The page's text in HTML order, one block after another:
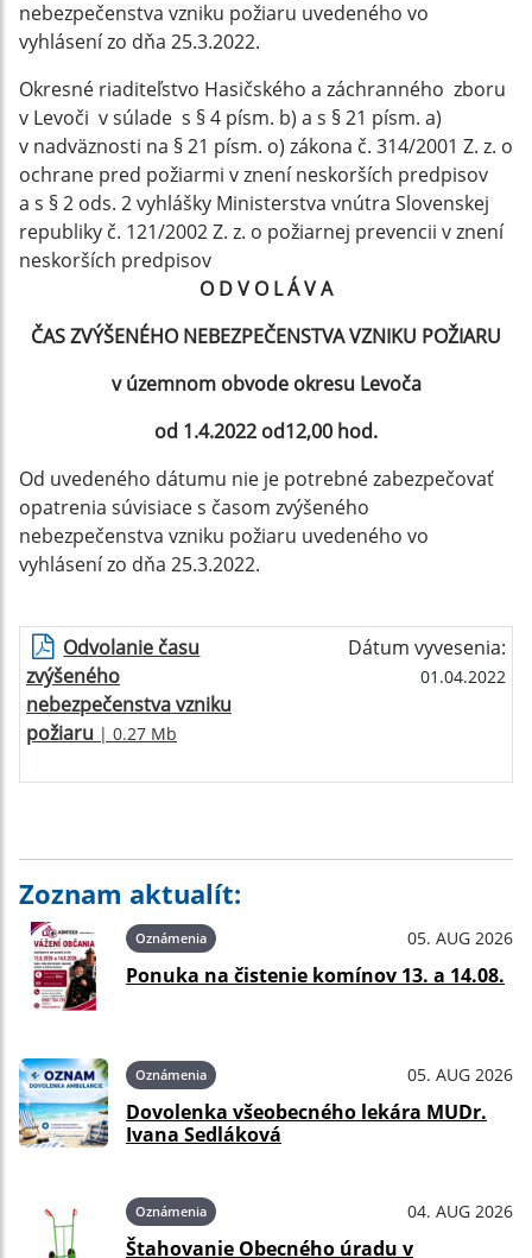
nebezpečenstva vzniku požiaru uvedeného vo
vyhlásení zo dňa 25.3.2022.
Okresné riaditeľstvo Hasičského a záchranného zboru
v Levoči v súlade s § 4 písm. b) a s § 21 písm. a)
v nadväznosti na § 21 písm. o) zákona č. 314/2001 Z. z. o
ochrane pred požiarmi v znení neskorších predpisov
a s § 2 ods. 2 vyhlášky Ministerstva vnútra Slovenskej
republiky č. 121/2002 Z. z. o požiarnej prevencii v znení
neskorších predpisov
O D V O L Á V A
ČAS ZVÝŠENÉHO NEBEZPEČENSTVA VZNIKU POŽIARU
v územnom obvode okresu Levoča
od 1.4.2022 od12,00 hod.
Od uvedeného dátumu nie je potrebné zabezpečovať
opatrenia súvisiace s časom zvýšeného
nebezpečenstva vzniku požiaru uvedeného vo
vyhlásení zo dňa 25.3.2022.
Odvolanie času
zvýšeného
nebezpečenstva vzniku
požiaru | 0.27 Mb
Dátum vyvesenia:
01.04.2022
Zoznam aktualít:
Oznámenia 05. AUG 2026
Ponuka na čistenie komínov 13. a 14.08.
Oznámenia 05. AUG 2026
Dovolenka všeobecného lekára MUDr.
Ivana Sedláková
Oznámenia 04. AUG 2026
Štahovanie Obecného úradu v